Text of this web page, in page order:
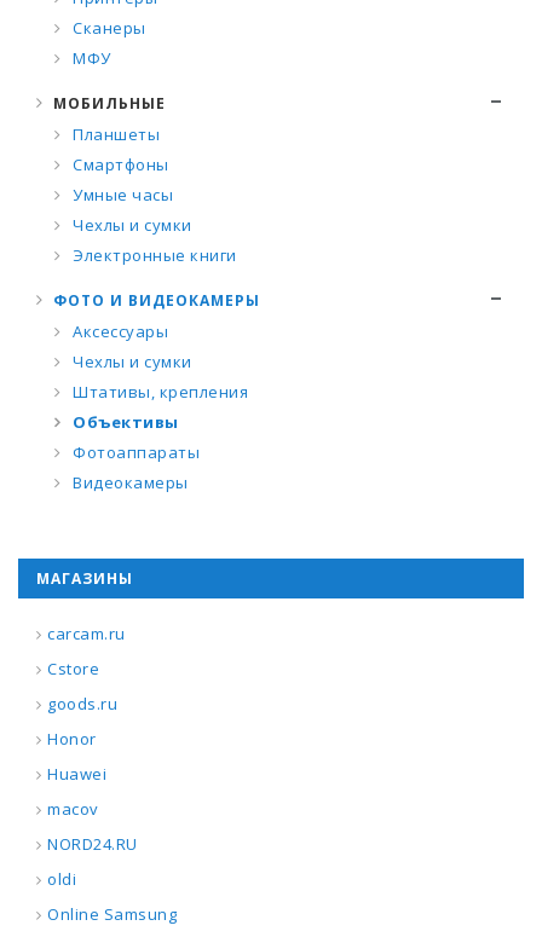
Сканеры
МФУ
МОБИЛЬНЫЕ
Планшеты
Смартфоны
Умные часы
Чехлы и сумки
Электронные книги
ФОТО И ВИДЕОКАМЕРЫ
Аксессуары
Чехлы и сумки
Штативы, крепления
Объективы
Фотоаппараты
Видеокамеры
МАГАЗИНЫ
carcam.ru
Cstore
goods.ru
Honor
Huawei
macov
NORD24.RU
oldi
Online Samsung